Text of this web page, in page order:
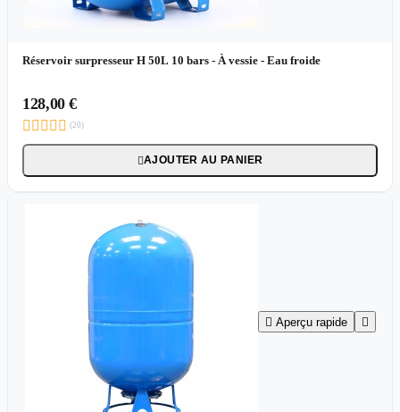
Réservoir surpresseur H 50L 10 bars - À vessie - Eau froide
128,00 €
     (20)
AJOUTER AU PANIER
 Aperçu rapide 